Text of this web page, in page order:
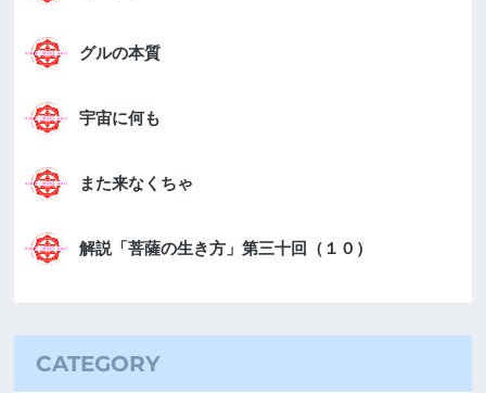
グルの本質
宇宙に何も
また来なくちゃ
解説「菩薩の生き方」第三十回（１０）
CATEGORY